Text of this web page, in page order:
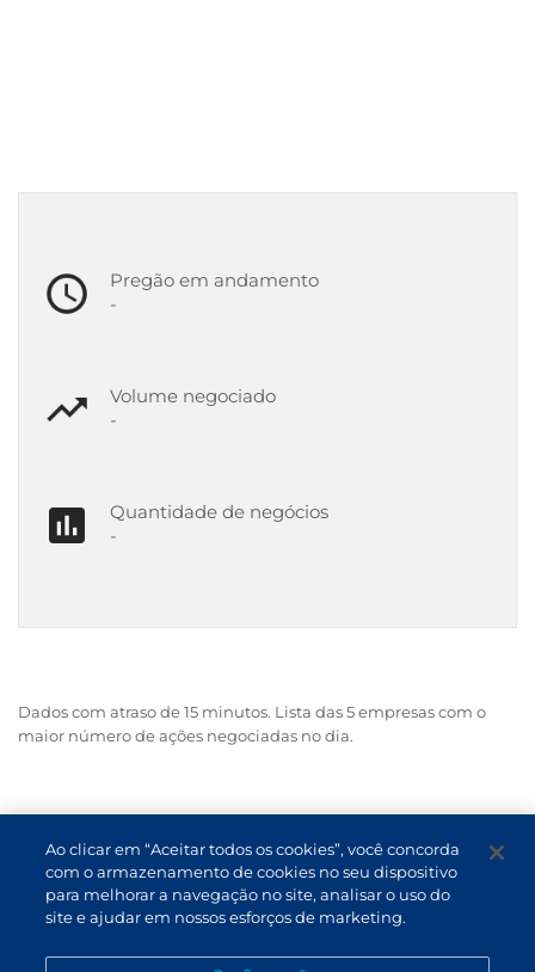
Pregão em andamento
-
Volume negociado
-
Quantidade de negócios
-
Dados com atraso de 15 minutos. Lista das 5 empresas com o
maior número de ações negociadas no dia.
Condiciones de uso y privacidad
Ao clicar em “Aceitar todos os cookies”, você concorda
com o armazenamento de cookies no seu dispositivo
para melhorar a navegação no site, analisar o uso do
site e ajudar em nossos esforços de marketing.